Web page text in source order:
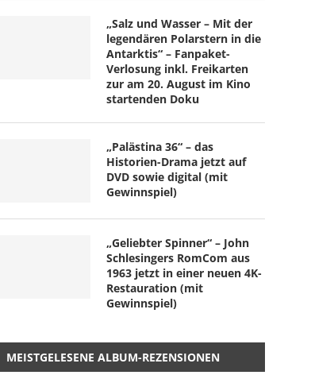
„Salz und Wasser – Mit der
legendären Polarstern in die
Antarktis“ – Fanpaket-
Verlosung inkl. Freikarten
zur am 20. August im Kino
startenden Doku
„Palästina 36“ – das
Historien-Drama jetzt auf
DVD sowie digital (mit
Gewinnspiel)
„Geliebter Spinner“ – John
Schlesingers RomCom aus
1963 jetzt in einer neuen 4K-
Restauration (mit
Gewinnspiel)
MEISTGELESENE ALBUM-REZENSIONEN